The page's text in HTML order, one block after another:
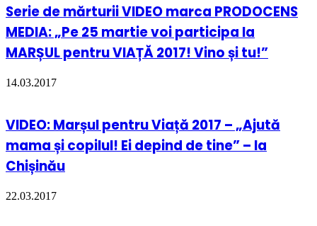
Serie de mărturii VIDEO marca PRODOCENS
MEDIA: „Pe 25 martie voi participa la
MARȘUL pentru VIAȚĂ 2017! Vino și tu!”
14.03.2017
VIDEO: Marșul pentru Viață 2017 – „Ajută
mama și copilul! Ei depind de tine” – la
Chișinău
22.03.2017